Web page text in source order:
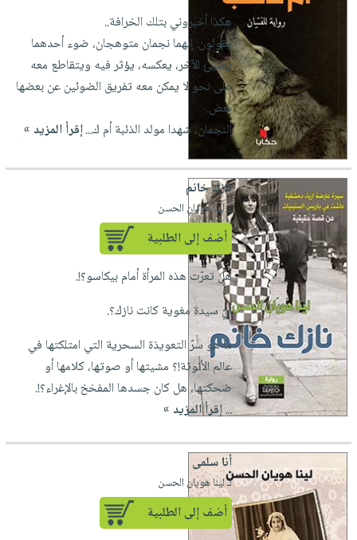
هكذا أخبروني بتلك الخرافة..
يقولون: إنهما نجمان متوهجان، ضوء أحدهما
يضيئ الآخر، يعكسه، يؤثر فيه ويتقاطع معه
على نحو لا يمكن معه تفريق الضوئين عن بعضها
بعض.
النجمان، شهدا مولد الذئبة أم ك...إقرأ المزيد »
نازك خانم
لـ لينا هويان الحسن
أضف إلى الطلبية
هل تعرّت هذه المرأة أمام بيكاسو؟!.
أيّ سيدة مغوية كانت نازك؟.
ما هو سرّ التعويذة السحرية التي امتلكتها في
عالم الأنوثة!؟ مشيتها أو صوتها، كلامها أو
ضحكتها، هل كان جسدها المفخخ بالإغراء؟!.
...إقرأ المزيد »
أنا سلمى
لـ لينا هويان الحسن
أضف إلى الطلبية